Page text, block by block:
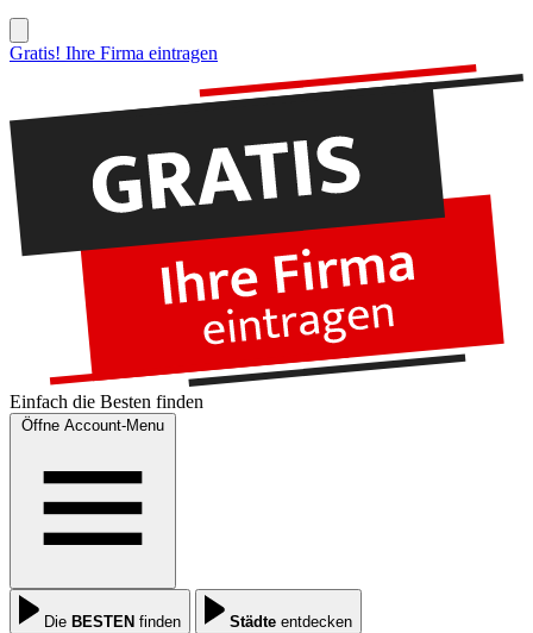
Gratis! Ihre Firma eintragen
Einfach die Besten finden
Öffne Account-Menu
Die BESTEN finden Städte entdecken